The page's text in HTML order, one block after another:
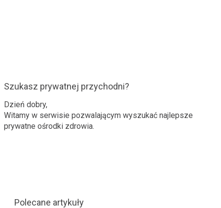
Szukasz prywatnej przychodni?
Dzień dobry,
Witamy w serwisie pozwalającym wyszukać najlepsze
prywatne ośrodki zdrowia.
Polecane artykuły